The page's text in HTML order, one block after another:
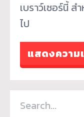
เบราว์เซอร์นี้ ส
ไป